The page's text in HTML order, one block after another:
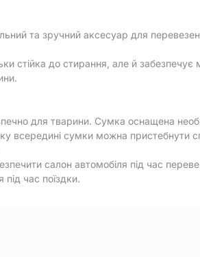
та зручний аксесуар для
стійка до стирання, але й
для тварини. Сумка оснащена
всередині сумки можна пристебнути
салон автомобіля під час
час поїздки.